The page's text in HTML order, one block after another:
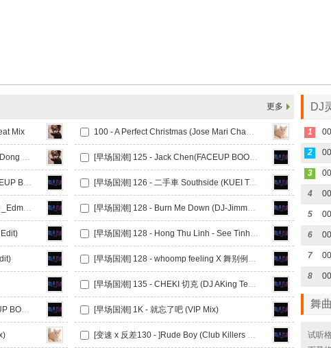
更多
Mix 100 - A Perfect Christmas (Jose Mari Chan) (DNNX XMAS Remix) RNB
105 - 琼派系列 - 气氛男说唱 - Dong Dong 2023 ERS VinaHosu Mix [早场国潮] 125 - Jack Chen(FACEUP BOOTLEG)
[早场国潮] 126 - Johnnfy Dang(FACEUP BOOTLEG) [早场国潮] 126 - 二手車 Southside (KUEI Tech House Mashup)
[早场国潮] 126 - 爆火热单straight as _Edmame(morii小宗 mashup) [早场国潮] 128 - Burn Me Down (DJ-Jimmy remix)
[早场国潮] 128 - Hong Thu Linh - See Tinh x Step By Step (Dannic Remix)
[早场国潮] 128 - whoomp feeling X 舞别例(Morii Edit)
[早场国潮] 135 - CHEKI 切克 (DJ AKing Tech House Edition)
[早场国潮] 135 - CHEKI 切克(FACEUP BOOTLEG) [早场国潮] 1K - 就忘了吧 (VIP Mix)
[变速 x 反差130 - ]Rude Boy (Club Killers OG to Klean Rmx Trans)
DJ
1
2
3
4
5
6
7
8
舞
试听